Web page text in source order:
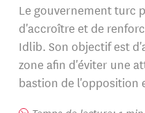
Le gouvernement turc
d'accroître et de
Idlib. Son objectif est
zone afin d'éviter une
bastion de l'opposition